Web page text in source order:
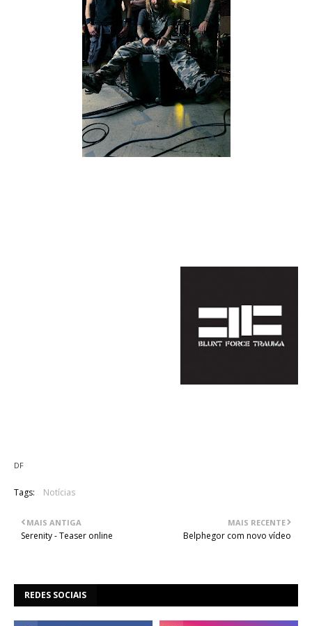
DF
Tags: Notícias
MAIS RECENTE
Belphegor com novo vídeo
MAIS ANTIGA
Serenity - Teaser online
REDES SOCIAIS